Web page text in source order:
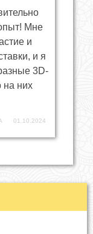
Мне
и
и я
3D-
на них
01.10.2024